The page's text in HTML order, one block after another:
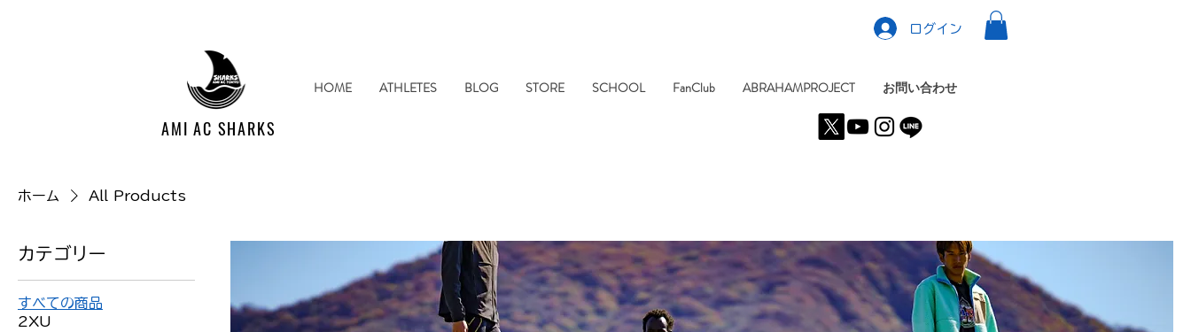
ログイン
HOME ATHLETES BLOG STORE SCHOOL FanClub ABRAHAMPROJECT お問い合わせ
AMI AC SHARKS
ホーム All Products
カテゴリー
すべての商品
2XU